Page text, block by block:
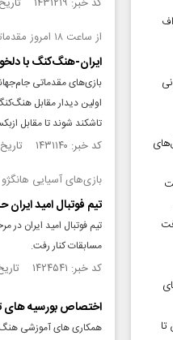
از ساعت ۱۸ امروز مقدماتی جام‌جهانی برای ما شروع می‌شود
ایران-هنگ‌کنگ با
اولین دیدار مقابل
تاشکند ‌شوند تا مقابل
کد خبر: ۱۴۳۱۱۴۰ تاریخ انتشار : ۱۴۰۲/۰۸/۲۵
بازی‌های آسیایی هانگژو ۲۰۲۲
تیم فوتبال امید
تیم فوتبال امید ایران
مسابقات کنار رفت.
کد خبر: ۱۴۲۴۵۴۱ تاریخ انتشار : ۱۴۰۲/۰۷/۰۹
اختصاص بورسیه‌ های
همکاری های آموزشی هنگ
۱۴۰۵ | افت